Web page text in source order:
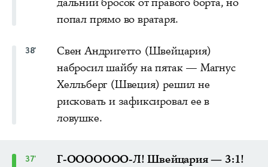
попал прямо во вратаря.
38'
Свен Андригетто (Швейцария)
набросил шайбу на пятак — Магнус
Хелльберг (Швеция) решил не
рисковать и зафиксировал ее в
ловушке.
37'
Г-ООООООО-Л! Швейцария — 3:1!